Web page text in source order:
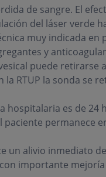
de sangre. El
del láser verde
muy indicada en
y
puede retirarse
la RTUP la sonda se
hospitalaria es de 24
paciente permanece
un alivio inmediato
importante